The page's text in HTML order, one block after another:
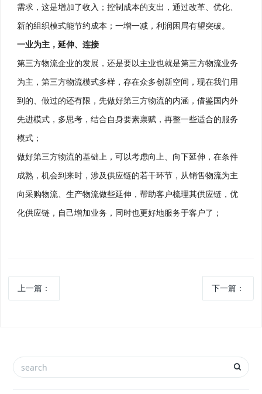
需求，这是增加了收入；控制成本的支出，通过改革、优化、
新的组织模式能节约成本；一增一减，利润困局有望突破。
一业为主，延伸、连接
第三方物流企业的发展，还是要以主业也就是第三方物流业务
为主，第三方物流模式多样，存在众多创新空间，现在我们用
到的、做过的还有限，先做好第三方物流的内涵，借鉴国内外
先进模式，多思考，结合自身要素禀赋，再整一些适合的服务
模式；
做好第三方物流的基础上，可以考虑向上、向下延伸，在条件
成熟，机会到来时，涉及供应链的若干环节，从销售物流为主
向采购物流、生产物流做些延伸，帮助客户梳理其供应链，优
化供应链，自己增加业务，同时也更好地服务于客户了；
上一篇： 下一篇：